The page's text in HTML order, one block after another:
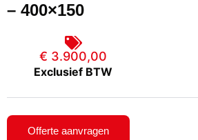
– 400×150
€ 3.900,00
Exclusief BTW
Offerte aanvragen